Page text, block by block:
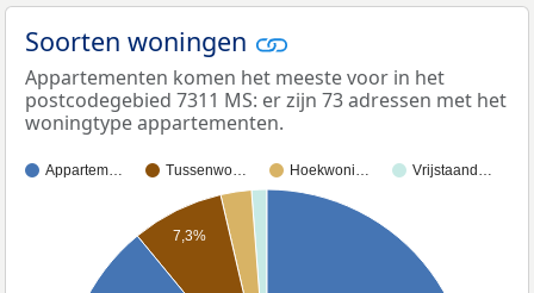
Soorten woningen
Appartementen komen het meeste voor in het
postcodegebied 7311 MS: er zijn 73 adressen met het
woningtype appartementen.
Appartem… Tussenwo… Hoekwoni… Vrijstaand…
7,3%